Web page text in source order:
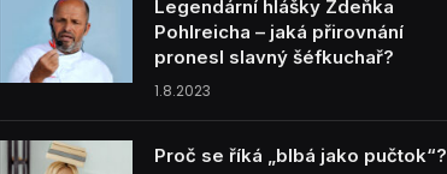
Legendární hlášky Zdeňka
Pohlreicha – jaká přirovnání
pronesl slavný šéfkuchař?
1.8.2023
Proč se říká „blbá jako pučtok“?